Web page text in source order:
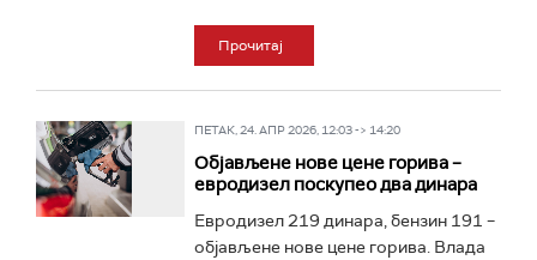
Прочитај
ПЕТАК, 24. АПР 2026, 12:03 -> 14:20
Објављене нове цене горива –
евродизел поскупео два динара
Евродизел 219 динара, бензин 191 –
објављене нове цене горива. Влада